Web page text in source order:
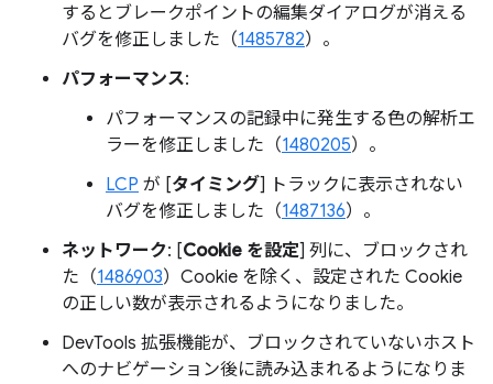
するとブレークポイントの編集ダイアログが消える
バグを修正しました（1485782）。
パフォーマンス:
パフォーマンスの記録中に発生する色の解析エ
ラーを修正しました（1480205）。
LCP が [タイミング] トラックに表示されない
バグを修正しました（1487136）。
ネットワーク: [Cookie を設定] 列に、ブロックされ
た（1486903）Cookie を除く、設定された Cookie
の正しい数が表示されるようになりました。
DevTools 拡張機能が、ブロックされていないホスト
へのナビゲーション後に読み込まれるようになりま